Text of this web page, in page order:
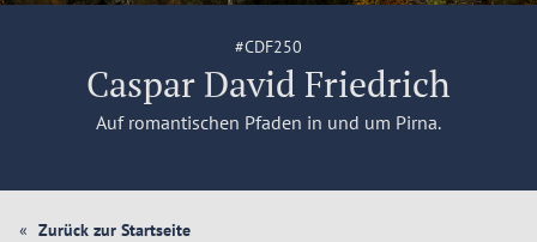
#CDF250
Caspar David Friedrich
Auf romantischen Pfaden in und um Pirna.
Zurück zur Startseite